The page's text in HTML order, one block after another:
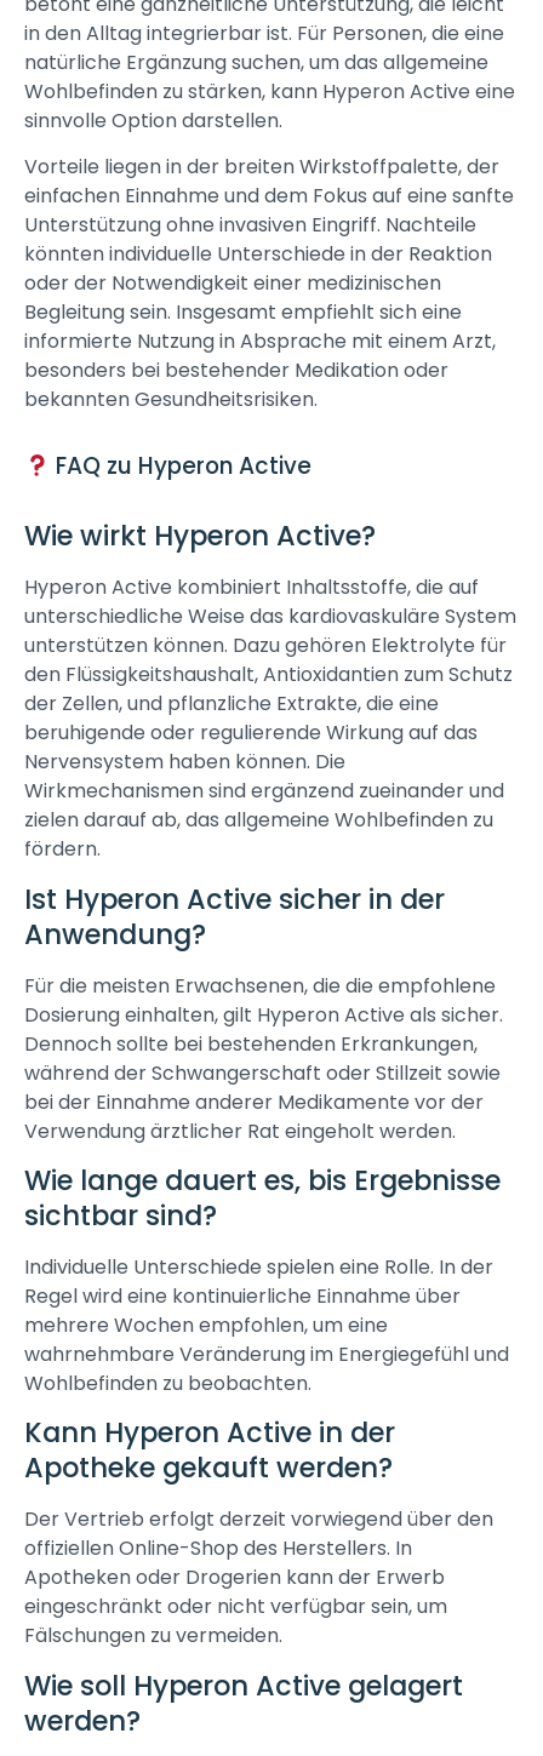
in den Alltag integrierbar ist. Für Personen, die eine
natürliche Ergänzung suchen, um das allgemeine
Wohlbefinden zu stärken, kann Hyperon Active eine
sinnvolle Option darstellen.
Vorteile liegen in der breiten Wirkstoffpalette, der
einfachen Einnahme und dem Fokus auf eine sanfte
Unterstützung ohne invasiven Eingriff. Nachteile
könnten individuelle Unterschiede in der Reaktion
oder der Notwendigkeit einer medizinischen
Begleitung sein. Insgesamt empfiehlt sich eine
informierte Nutzung in Absprache mit einem Arzt,
besonders bei bestehender Medikation oder
bekannten Gesundheitsrisiken.
FAQ zu Hyperon Active
Wie wirkt Hyperon Active?
Hyperon Active kombiniert Inhaltsstoffe, die auf
unterschiedliche Weise das kardiovaskuläre System
unterstützen können. Dazu gehören Elektrolyte für
den Flüssigkeitshaushalt, Antioxidantien zum Schutz
der Zellen, und pflanzliche Extrakte, die eine
beruhigende oder regulierende Wirkung auf das
Nervensystem haben können. Die
Wirkmechanismen sind ergänzend zueinander und
zielen darauf ab, das allgemeine Wohlbefinden zu
fördern.
Ist Hyperon Active sicher in der
Anwendung?
Für die meisten Erwachsenen, die die empfohlene
Dosierung einhalten, gilt Hyperon Active als sicher.
Dennoch sollte bei bestehenden Erkrankungen,
während der Schwangerschaft oder Stillzeit sowie
bei der Einnahme anderer Medikamente vor der
Verwendung ärztlicher Rat eingeholt werden.
Wie lange dauert es, bis Ergebnisse
sichtbar sind?
Individuelle Unterschiede spielen eine Rolle. In der
Regel wird eine kontinuierliche Einnahme über
mehrere Wochen empfohlen, um eine
wahrnehmbare Veränderung im Energiegefühl und
Wohlbefinden zu beobachten.
Kann Hyperon Active in der
Apotheke gekauft werden?
Der Vertrieb erfolgt derzeit vorwiegend über den
offiziellen Online-Shop des Herstellers. In
Apotheken oder Drogerien kann der Erwerb
eingeschränkt oder nicht verfügbar sein, um
Fälschungen zu vermeiden.
Wie soll Hyperon Active gelagert
werden?